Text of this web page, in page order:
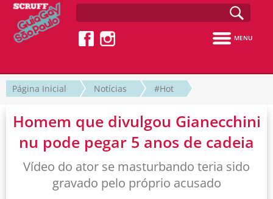
MENU
Página Inicial Notícias #Hot
Homem que divulgou Gianecchini
nu pode pegar 5 anos de cadeia
Vídeo do ator se masturbando teria sido
gravado pelo próprio acusado